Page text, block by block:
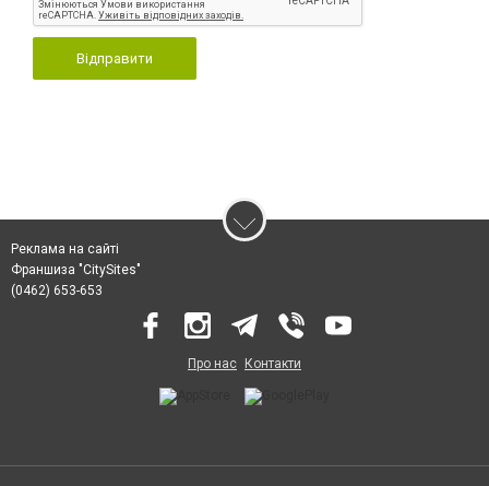
Відправити
Реклама на сайті
Франшиза "CitySites"
(0462) 653-653
Про нас Контакти